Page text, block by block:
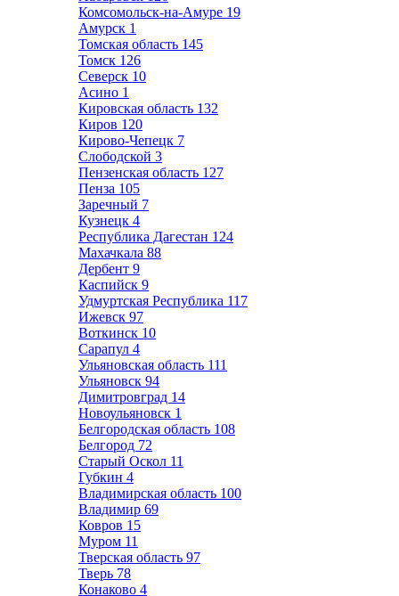
Комсомольск-на-Амуре 19
Амурск 1
Томская область 145
Томск 126
Северск 10
Асино 1
Кировская область 132
Киров 120
Кирово-Чепецк 7
Слободской 3
Пензенская область 127
Пенза 105
Заречный 7
Кузнецк 4
Республика Дагестан 124
Махачкала 88
Дербент 9
Каспийск 9
Удмуртская Республика 117
Ижевск 97
Воткинск 10
Сарапул 4
Ульяновская область 111
Ульяновск 94
Димитровград 14
Новоульяновск 1
Белгородская область 108
Белгород 72
Старый Оскол 11
Губкин 4
Владимирская область 100
Владимир 69
Ковров 15
Муром 11
Тверская область 97
Тверь 78
Конаково 4